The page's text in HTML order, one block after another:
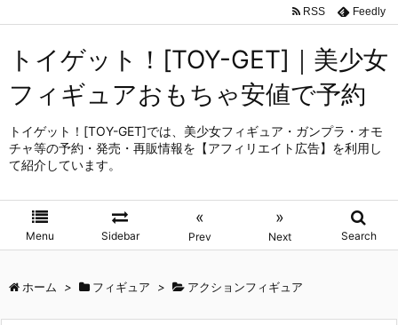
トイゲット！[TOY-GET]｜美少女
フィギュアおもちゃ安値で予約
トイゲット！[TOY-GET]では、美少女フィギュア・ガンプラ・オモ
チャ等の予約・発売・再販情報を【アフィリエイト広告】を利用し
て紹介しています。
Menu Sidebar
«
Prev
»
Next Search
RSS Feedly
ホーム > フィギュア > アクションフィギュア